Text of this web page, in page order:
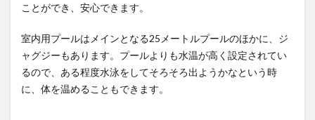
ことができ、安心できます。
室内用プールはメインとなる25メートルプールのほかに、ジ
ャグジーもあります。プールよりも水温が高く設定されてい
るので、ある程度水泳をしてそろそろ出ようかなという時
に、体を温めることもできます。